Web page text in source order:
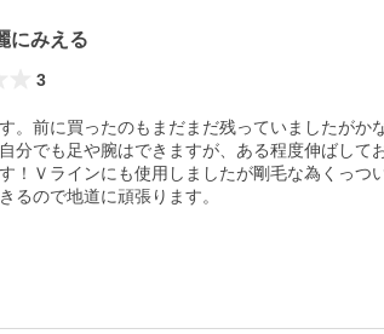
にみえる
3
。前に買ったのもまだまだ残っていましたがか
分でも足や腕はできますが、ある程度伸ばし
！Ｖラインにも使用しましたが剛毛な為くっつ
るので地道に頑張ります。